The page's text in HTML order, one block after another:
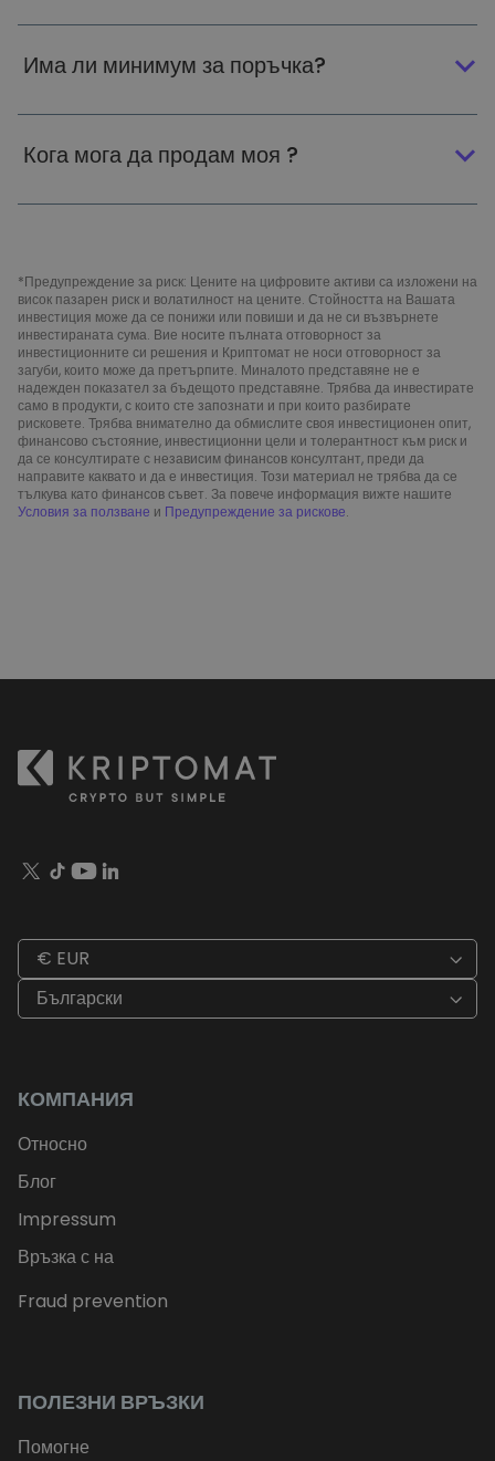
Има ли минимум за поръчка?
Кога мога да продам моя ?
*Предупреждение за риск: Цените на цифровите активи са изложени на
висок пазарен риск и волатилност на цените. Стойността на Вашата
инвестиция може да се понижи или повиши и да не си възвърнете
инвестираната сума. Вие носите пълната отговорност за
инвестиционните си решения и Криптомат не носи отговорност за
загуби, които може да претърпите. Миналото представяне не е
надежден показател за бъдещото представяне. Трябва да инвестирате
само в продукти, с които сте запознати и при които разбирате
рисковете. Трябва внимателно да обмислите своя инвестиционен опит,
финансово състояние, инвестиционни цели и толерантност към риск и
да се консултирате с независим финансов консултант, преди да
направите каквато и да е инвестиция. Този материал не трябва да се
тълкува като финансов съвет. За повече информация вижте нашите
Условия за ползване и Предупреждение за рискове.
€ EUR
Български
КОМПАНИЯ
Относно
Блог
Impressum
Връзка с на
Fraud prevention
ПОЛЕЗНИ ВРЪЗКИ
Помогне